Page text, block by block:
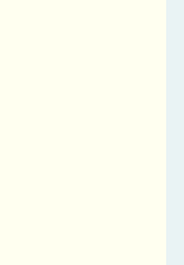
آزاد تجاری-صنعتی